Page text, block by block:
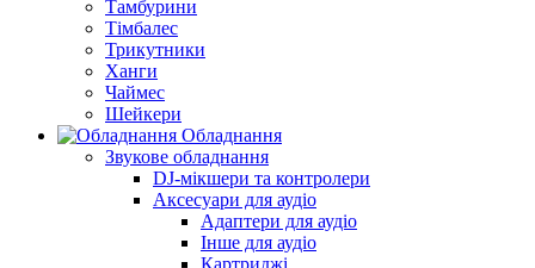
Тамбурини
Тімбалес
Трикутники
Ханги
Чаймес
Шейкери
Обладнання
Звукове обладнання
DJ-мікшери та контролери
Аксесуари для аудіо
Адаптери для аудіо
Інше для аудіо
Картриджі